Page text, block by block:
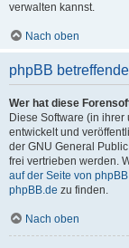
verwalten kannst.
Nach oben
phpBB
Wer hat diese
Diese Software (in
entwickelt und
der GNU General
frei vertrieben werden.
auf der Seite von
phpBB.de zu finden.
Nach oben